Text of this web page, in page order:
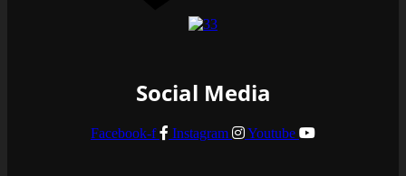
Social Media
Facebook-f Instagram Youtube